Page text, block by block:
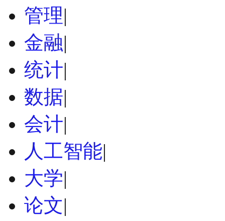
管理|
金融|
统计|
数据|
会计|
人工智能|
大学|
论文|